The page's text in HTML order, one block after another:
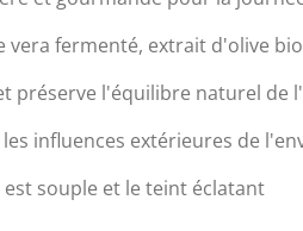
vera fermenté, extrait d'olive
préserve l'équilibre naturel de
influences extérieures de
est souple et le teint éclatant